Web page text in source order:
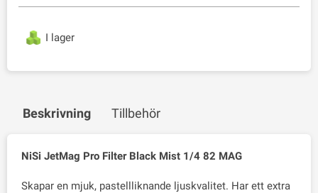
I lager
Beskrivning Tillbehör
NiSi JetMag Pro Filter Black Mist 1/4 82 MAG
Skapar en mjuk, pastellliknande ljuskvalitet. Har ett extra